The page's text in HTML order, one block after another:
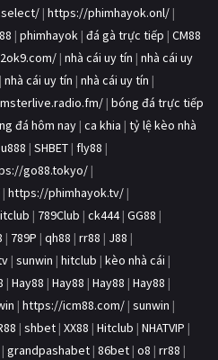
| https://phimhayok.onl/ |
| phimhayok | đá gà trực tiếp | CM88
| nhà cái uy tín | nhà cái uy
| nhà cái uy tín | nhà cái uy tín |
| bóng đá trực tiếp
đá hôm nay | ca khia | tỷ lệ kèo nhà
u888 | SHBET | fly88 |
go88.tokyo/ |
| https://phimhayok.tv/ |
| 789Club | ck444| GG88 |
| 789P | qh88 | rr88 | J88 |
| sunwin | hitclub | kèo nhà cái |
| Hay88 | Hay88 | Hay88 | Hay88 |
| https://icm88.com/ | sunwin |
| shbet | XX88 | Hitclub | NHATVIP |
| grandpashabet | 86bet | o8 | rr88 |